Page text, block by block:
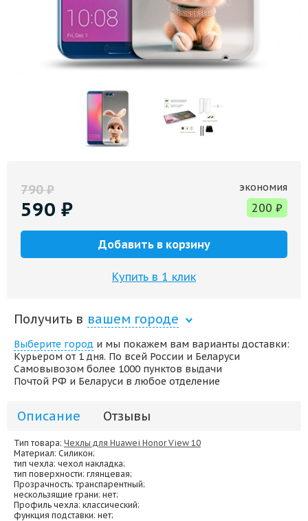
790₽
590 ₽
экономия
200 ₽
Добавить в корзину
Купить в 1 клик
Получить в вашем городе
Выберите город и мы покажем вам варианты доставки:
Курьером от 1 дня. По всей России и Беларуси
Самовывозом более 1000 пунктов выдачи
Почтой РФ и Беларуси в любое отделение
Описание Отзывы
Тип товара: Чехлы для Huawei Honor View 10
Материал: Силикон;
тип чехла: чехол накладка;
тип поверхности: глянцевая;
Прозрачность: транспарентный;
нескользящие грани: нет;
Профиль чехла: классический;
функция подставки: нет;